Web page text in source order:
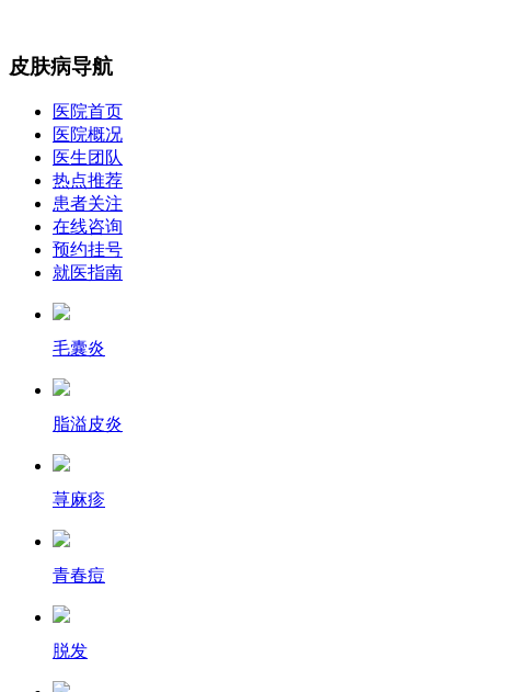
皮肤病导航
医院首页
医院概况
医生团队
热点推荐
患者关注
在线咨询
预约挂号
就医指南
毛囊炎
脂溢皮炎
荨麻疹
青春痘
脱发